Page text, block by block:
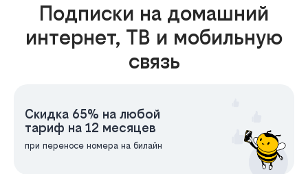
Подписки на домашний
интернет, ТВ и мобильную
связь
Скидка 65% на любой
тариф на 12 месяцев
при переносе номера на билайн